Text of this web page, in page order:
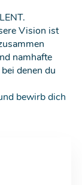
Vision ist
namhafte
denen du
bewirb dich